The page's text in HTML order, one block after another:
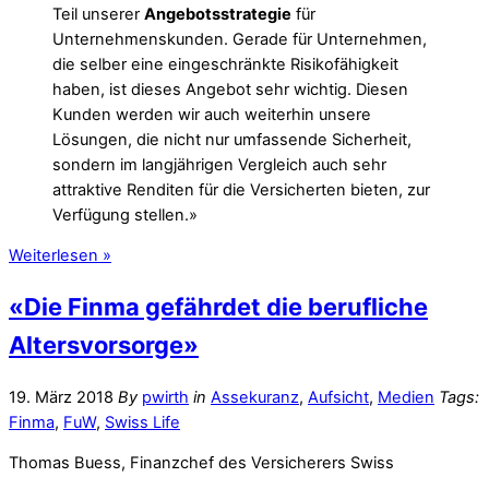
Teil unserer Angebotsstrategie für
Unternehmenskunden. Gerade für Unternehmen,
die selber eine eingeschränkte Risikofähigkeit
haben, ist dieses Angebot sehr wichtig. Diesen
Kunden werden wir auch weiterhin unsere
Lösungen, die nicht nur umfassende Sicherheit,
sondern im langjährigen Vergleich auch sehr
attraktive Renditen für die Versicherten bieten, zur
Verfügung stellen.»
Weiterlesen »
«Die Finma gefährdet die berufliche
Altersvorsorge»
19. März 2018 By pwirth in Assekuranz, Aufsicht, Medien Tags:
Finma, FuW, Swiss Life
Thomas Buess, Finanzchef des Versicherers Swiss